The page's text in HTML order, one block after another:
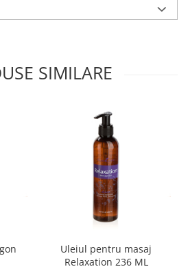
SIMILARE
Uleiul pentru masaj
Relaxation 236 ML